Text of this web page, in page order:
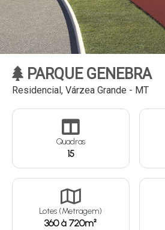
PARQUE GENEBRA
Residencial, Várzea Grande - MT
Quadras
15
Lotes (Metragem)
360 à 720m²
Continuar